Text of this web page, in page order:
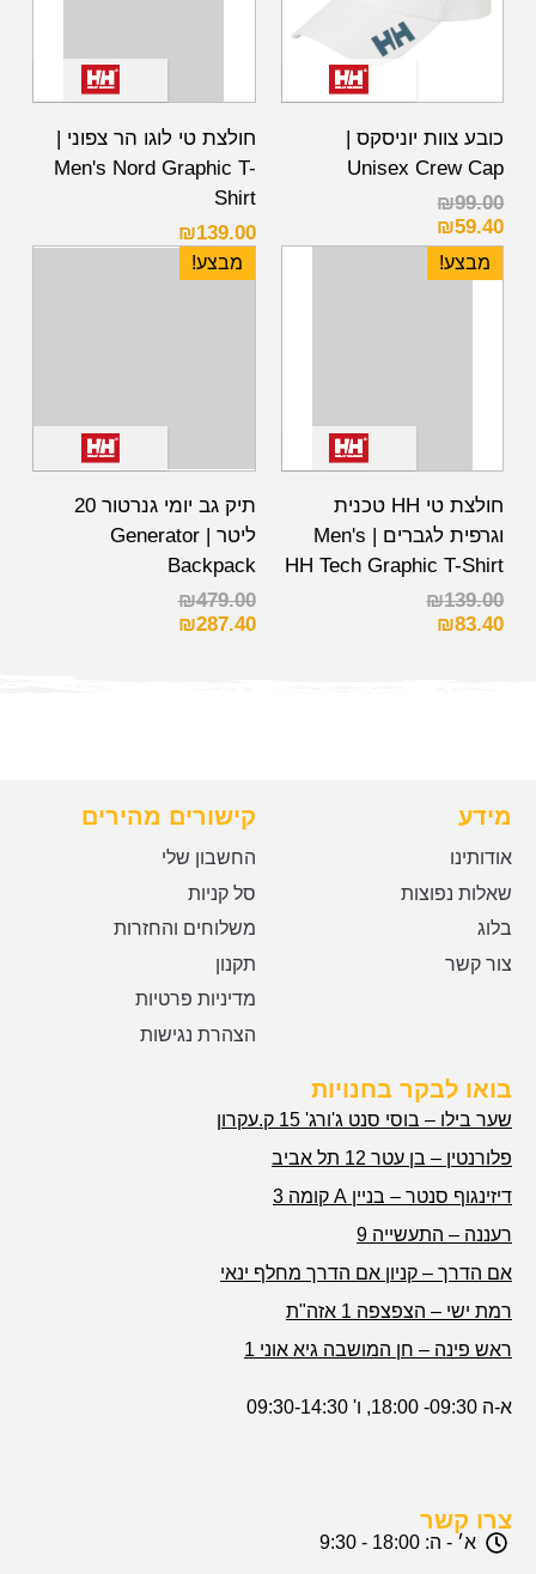
כובע צוות יוניסקס |
Unisex Crew Cap
₪99.00
₪59.40
חולצת טי לוגו הר צפוני |
Men's Nord Graphic T-
Shirt
₪139.00
מבצע!
חולצת טי HH טכנית
וגרפית לגברים | Men's
HH Tech Graphic T-Shirt
₪139.00
₪83.40
מבצע!
תיק גב יומי גנרטור 20
ליטר | Generator
Backpack
₪479.00
₪287.40
מידע
אודותינו
שאלות נפוצות
בלוג
צור קשר
קישורים מהירים
החשבון שלי
סל קניות
משלוחים והחזרות
תקנון
מדיניות פרטיות
הצהרת נגישות
בואו לבקר בחנויות
שער בילו – בוסי סנט ג'ורג' 15 ק.עקרון
פלורנטין – בן עטר 12 תל אביב
דיזינגוף סנטר – בניין A קומה 3
רעננה – התעשייה 9
אם הדרך – קניון אם הדרך מחלף ינאי
רמת ישי – הצפצפה 1 אזה"ת
ראש פינה – חן המושבה גיא אוני 1
א-ה 09:30- 18:00, ו' 09:30-14:30
צרו קשר
א׳ - ה: 18:00 - 9:30